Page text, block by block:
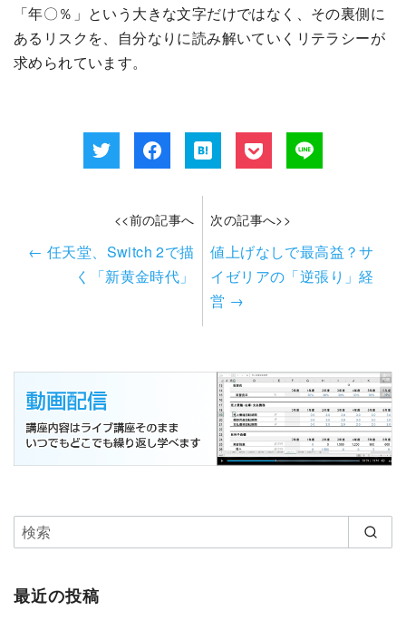
「年〇％」という大きな文字だけではなく、その裏側に
あるリスクを、自分なりに読み解いていくリテラシーが
求められています。
<<前の記事へ
← 任天堂、Switch 2で描
く「新黄金時代」
次の記事へ>>
値上げなしで最高益？サ
イゼリアの「逆張り」経
営 →
最近の投稿